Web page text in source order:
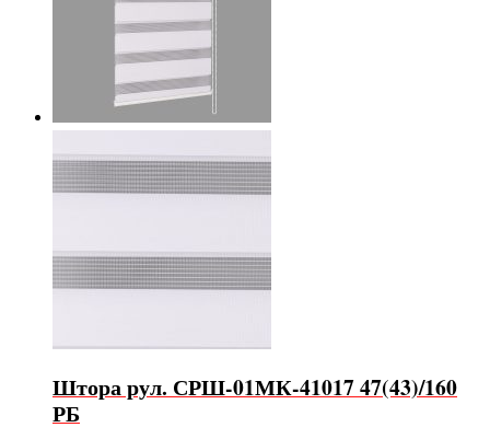
Штора рул. СРШ-01МК-41017 47(43)/160
РБ